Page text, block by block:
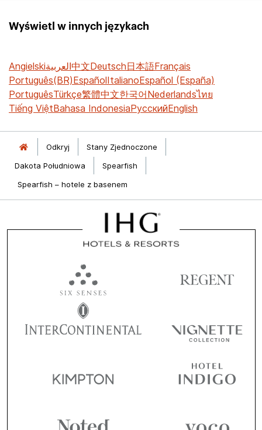
Wyświetl w innych językach
Angielskiالعربية中文Deutsch日本語Français
Português(BR)EspañolItalianoEspañol (España)
PortuguêsTürkçe繁體中文한국어Nederlandsไทย
Tiếng ViệtBahasa IndonesiaРусскийEnglish
Odkryj
Stany Zjednoczone
Dakota Południowa
Spearfish
Spearfish – hotele z basenem